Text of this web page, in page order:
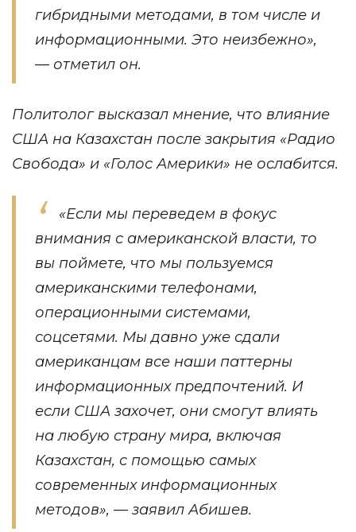
гибридными методами, в том числе и
информационными. Это неизбежно»,
— отметил он.
Политолог высказал мнение, что влияние
США на Казахстан после закрытия «Радио
Свобода» и «Голос Америки» не ослабится.
«Если мы переведем в фокус
внимания с американской власти, то
вы поймете, что мы пользуемся
американскими телефонами,
операционными системами,
соцсетями. Мы давно уже сдали
американцам все наши паттерны
информационных предпочтений. И
если США захочет, они смогут влиять
на любую страну мира, включая
Казахстан, с помощью самых
современных информационных
методов», — заявил Абишев.